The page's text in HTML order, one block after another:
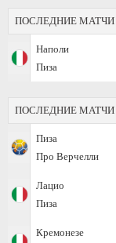
ПОСЛЕДНИЕ МАТЧИ
Наполи
Пиза
ПОСЛЕДНИЕ МАТЧИ
Пиза
Про Верчелли
Лацио
Пиза
Кремонезе